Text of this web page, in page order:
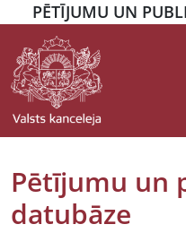
PĒTĪJUMU UN
Pētījumu un
datubāze